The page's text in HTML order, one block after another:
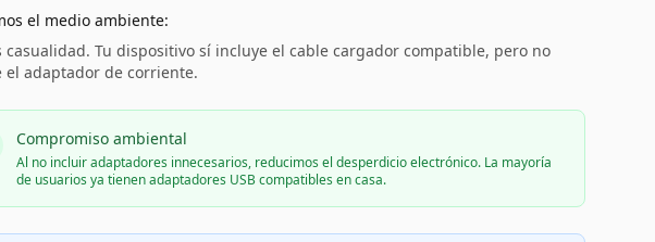
el medio ambiente:
casualidad. Tu dispositivo sí incluye el cable cargador compatible, pero no
el adaptador de corriente.
Compromiso ambiental
Al no incluir adaptadores innecesarios, reducimos el desperdicio electrónico. La mayoría
de usuarios ya tienen adaptadores USB compatibles en casa.